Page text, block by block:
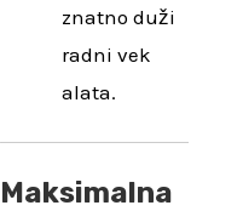
znatno duži
radni vek
alata.
Maksimalna